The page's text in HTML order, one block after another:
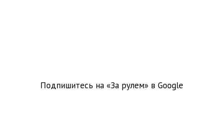
Подпишитесь на «За рулем» в Google